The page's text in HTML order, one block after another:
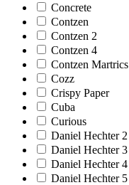
Concrete
Contzen
Contzen 2
Contzen 4
Contzen Martrics
Cozz
Crispy Paper
Cuba
Curious
Daniel Hechter 2
Daniel Hechter 3
Daniel Hechter 4
Daniel Hechter 5